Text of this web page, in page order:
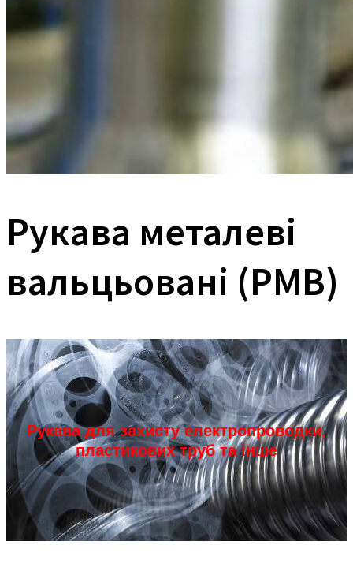
Рукава металеві
вальцьовані (РМВ)
Рукава для захисту електропроводки,
пластикових труб та інше